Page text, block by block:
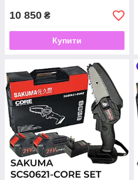
10 850 ₴
Купити